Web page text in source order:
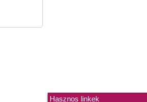
Hasznos linkek